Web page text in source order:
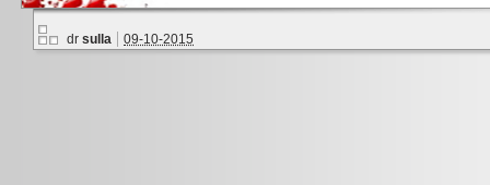
dr sulla 09-10-2015